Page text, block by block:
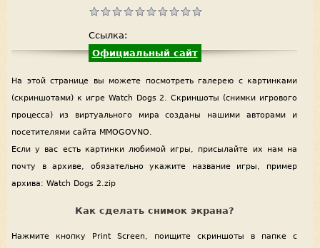
Ссылка:
Официальный сайт
На этой странице вы можете посмотреть галерею с картинками
(скриншотами) к игре Watch Dogs 2. Скриншоты (снимки игрового
процесса) из виртуального мира созданы нашими авторами и
посетителями сайта MMOGOVNO.
Если у вас есть картинки любимой игры, присылайте их нам на
почту в архиве, обязательно укажите название игры, пример
архива: Watch Dogs 2.zip
Как сделать снимок экрана?
Нажмите кнопку Print Screen, поищите скриншоты в папке с